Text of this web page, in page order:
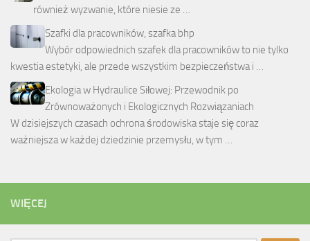
również wyzwanie, które niesie ze …
Szafki dla pracowników, szafka bhp
Wybór odpowiednich szafek dla pracowników to nie tylko
kwestia estetyki, ale przede wszystkim bezpieczeństwa i …
Ekologia w Hydraulice Siłowej: Przewodnik po
Zrównoważonych i Ekologicznych Rozwiązaniach
W dzisiejszych czasach ochrona środowiska staje się coraz
ważniejsza w każdej dziedzinie przemysłu, w tym …
WIĘCEJ